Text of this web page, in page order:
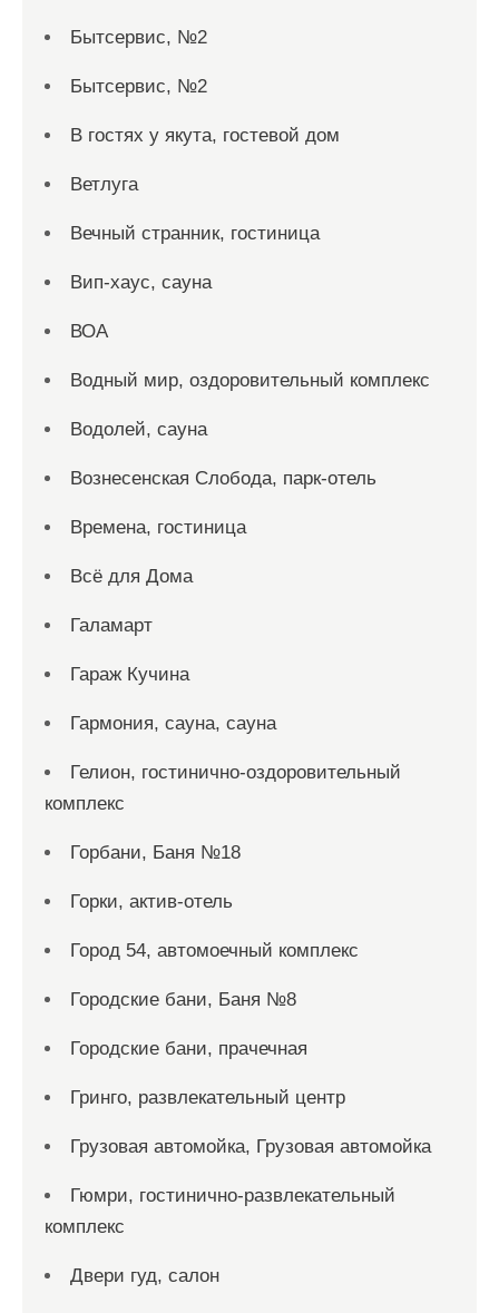
Бытсервис, №2
Бытсервис, №2
В гостях у якута, гостевой дом
Ветлуга
Вечный странник, гостиница
Вип-хаус, сауна
ВОА
Водный мир, оздоровительный комплекс
Водолей, сауна
Вознесенская Слобода, парк-отель
Времена, гостиница
Всё для Дома
Галамарт
Гараж Кучина
Гармония, сауна, сауна
Гелион, гостинично-оздоровительный
комплекс
Горбани, Баня №18
Горки, актив-отель
Город 54, автомоечный комплекс
Городские бани, Баня №8
Городские бани, прачечная
Гринго, развлекательный центр
Грузовая автомойка, Грузовая автомойка
Гюмри, гостинично-развлекательный
комплекс
Двери гуд, салон